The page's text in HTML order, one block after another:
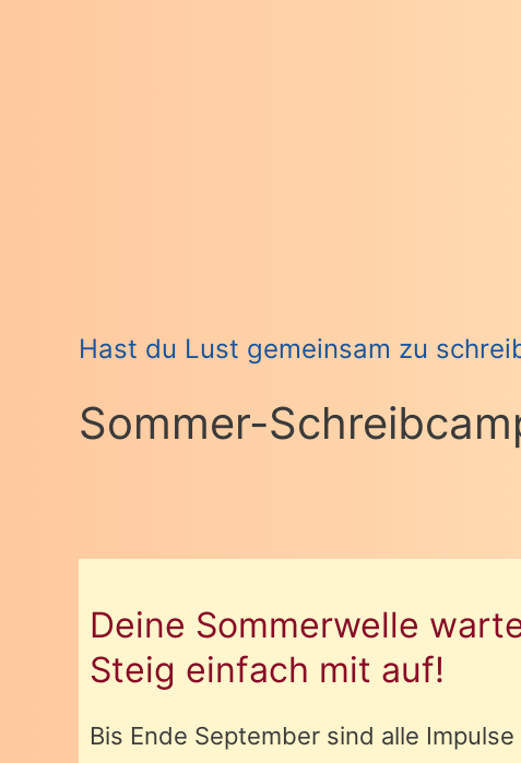
Hast du Lust gemeinsam zu
Sommer-
Deine Sommerwelle
Steig einfach mit auf!
Bis Ende September sind alle